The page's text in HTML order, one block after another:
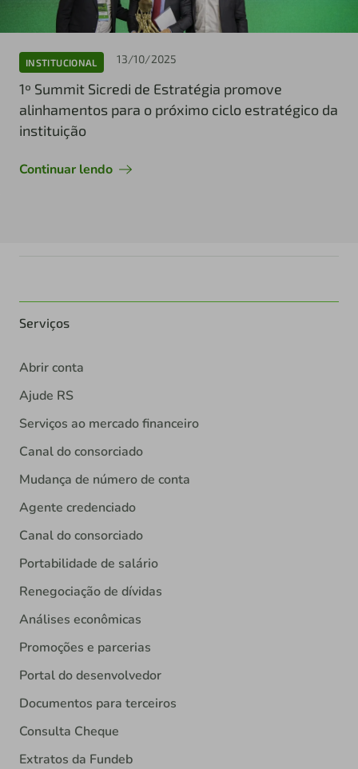
INSTITUCIONAL 13/10/2025
1º Summit Sicredi de Estratégia promove
alinhamentos para o próximo ciclo estratégico da
instituição
Continuar lendo
Serviços
Abrir conta
Ajude RS
Serviços ao mercado financeiro
Canal do consorciado
Mudança de número de conta
Agente credenciado
Canal do consorciado
Portabilidade de salário
Renegociação de dívidas
Análises econômicas
Promoções e parcerias
Portal do desenvolvedor
Documentos para terceiros
Consulta Cheque
Extratos da Fundeb